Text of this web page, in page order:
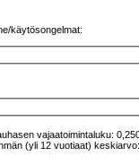
käytösongelmat:
vajaatoimintaluku:
(yli 12 vuotiaat)